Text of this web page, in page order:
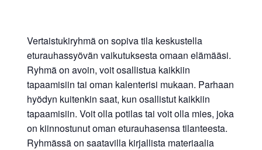
Vertaistukiryhmä on sopiva tila keskustella
eturauhassyövän vaikutuksesta omaan elämääsi.
Ryhmä on avoin, voit osallistua kaikkiin
tapaamisiin tai oman kalenterisi mukaan. Parhaan
hyödyn kuitenkin saat, kun osallistut kaikkiin
tapaamisiin. Voit olla potilas tai voit olla mies, joka
on kiinnostunut oman eturauhasensa tilanteesta.
Ryhmässä on saatavilla kirjallista materiaalia